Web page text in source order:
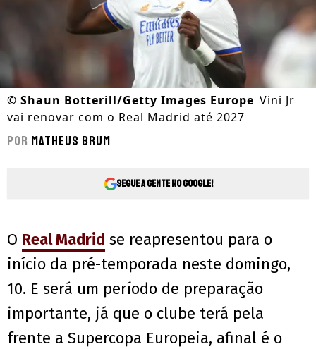
© Shaun Botterill/Getty Images Europe Vini Jr
vai renovar com o Real Madrid até 2027
Por Matheus Brum
Segue a gente no Google!
O Real Madrid se reapresentou para o
início da pré-temporada neste domingo,
10. E será um período de preparação
importante, já que o clube terá pela
frente a Supercopa Europeia, afinal é o